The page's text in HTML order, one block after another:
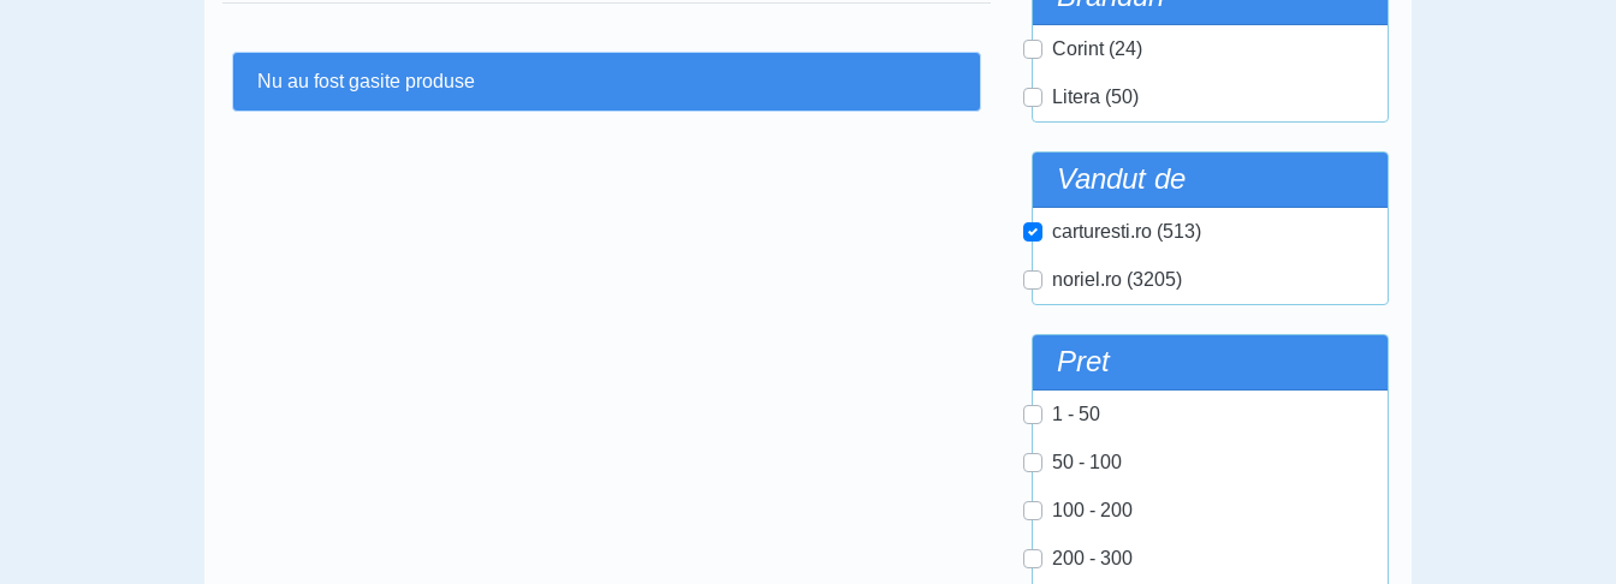
Nu au fost gasite produse
Corint (24)
Litera (50)
Vandut de
carturesti.ro (513)
noriel.ro (3205)
Pret
1 - 50
50 - 100
100 - 200
200 - 300